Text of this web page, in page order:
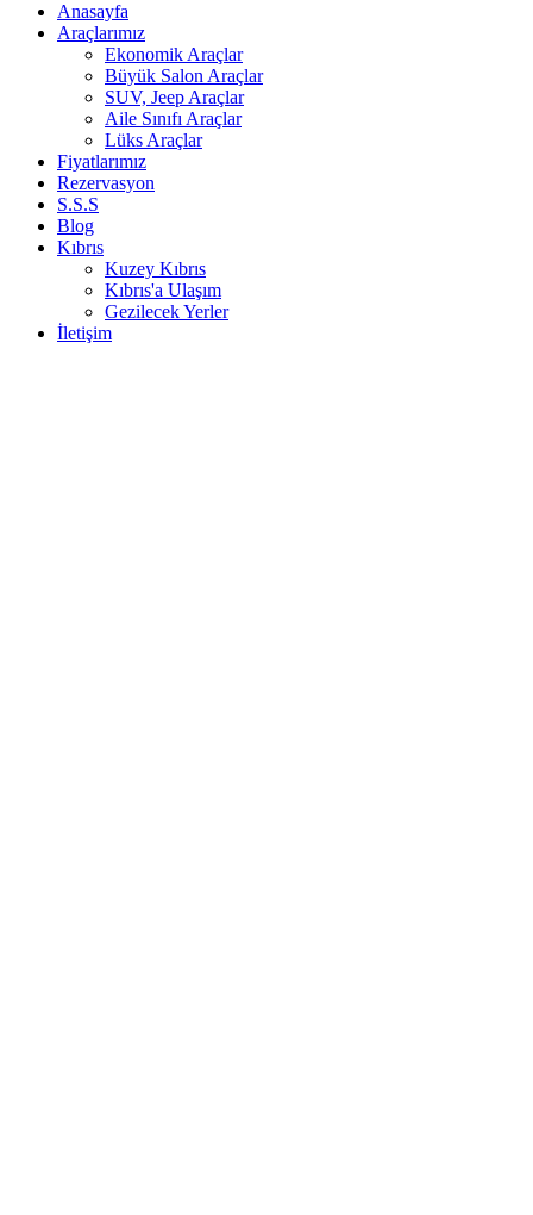
Anasayfa
Araçlarımız
Ekonomik Araçlar
Büyük Salon Araçlar
SUV, Jeep Araçlar
Aile Sınıfı Araçlar
Lüks Araçlar
Fiyatlarımız
Rezervasyon
S.S.S
Blog
Kıbrıs
Kuzey Kıbrıs
Kıbrıs'a Ulaşım
Gezilecek Yerler
İletişim